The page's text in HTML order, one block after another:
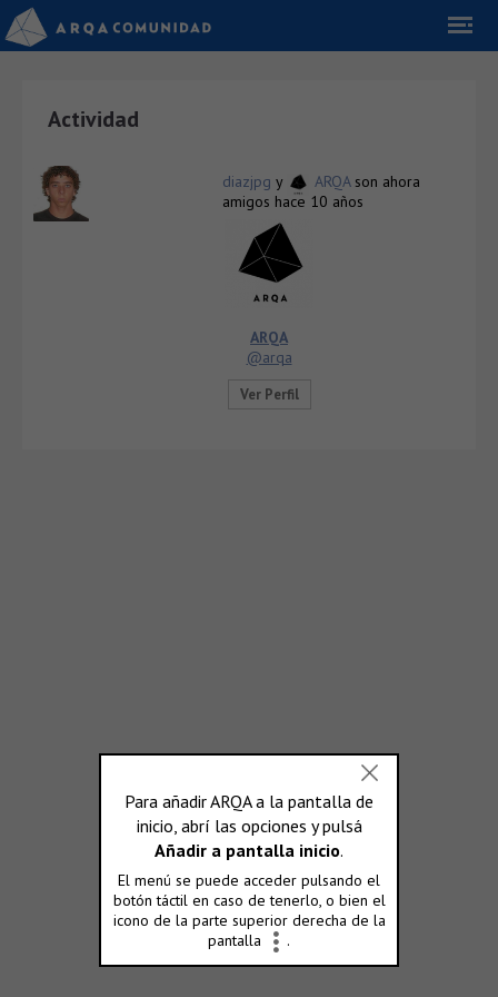
Actividad
diazjpg y ARQAson ahora
amigos hace 10 años
ARQA
@arqa
Ver Perfil